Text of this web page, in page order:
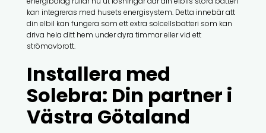
kan integreras med husets energisystem. Detta innebär att
din elbil kan fungera som ett extra solcellsbatteri som kan
driva hela ditt hem under dyra timmar eller vid ett
strömavbrott.
Installera med
Solebra: Din partner i
Västra Götaland